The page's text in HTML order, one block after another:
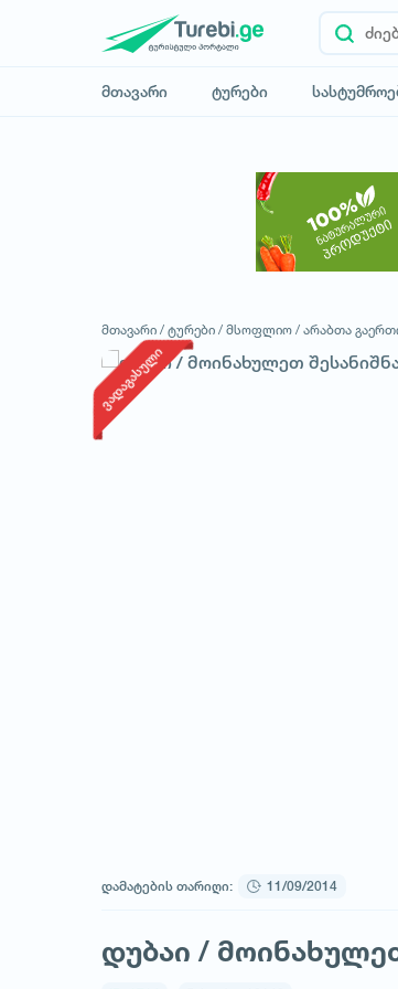
მთავარი ტურები
მთავარი / ტურები / მსოფლიო / არაბთა
ვადაგასული
დამატების თარიღი: 11/09/2014
დუბაი /